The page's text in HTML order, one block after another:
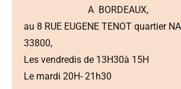
A BORDEAUX,
au 8 RUE EUGENE TENOT quartier
33800,
Les vendredis de 13H30à 15H
Le mardi 20H- 21h30